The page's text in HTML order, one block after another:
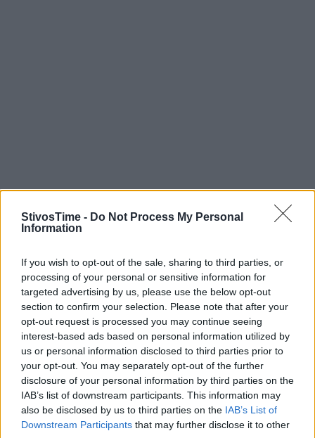
StivosTime - Do Not Process My Personal
Information
If you wish to opt-out of the sale, sharing to third parties, or
processing of your personal or sensitive information for
targeted advertising by us, please use the below opt-out
section to confirm your selection. Please note that after your
opt-out request is processed you may continue seeing
interest-based ads based on personal information utilized by
us or personal information disclosed to third parties prior to
your opt-out. You may separately opt-out of the further
disclosure of your personal information by third parties on the
IAB’s list of downstream participants. This information may
also be disclosed by us to third parties on the IAB’s List of
Downstream Participants that may further disclose it to other
A+ A- A±